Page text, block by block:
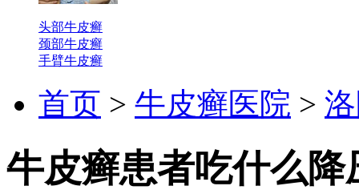
头部牛皮癣
颈部牛皮癣
手臂牛皮癣
首页 > 牛皮癣医院 >
牛皮癣患者吃什么降